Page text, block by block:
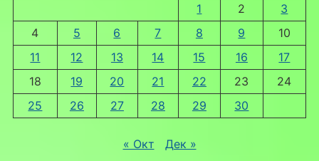
1
2
3
4
5 6 7 8 9
10
11
12 13 14 15 16
17
18
19 20 21 22 23
24
25
26 27 28 29 30
« Окт Дек »